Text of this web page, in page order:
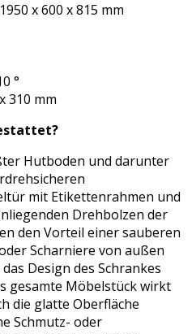
x 600 x 815 mm
°
310 mm
Hutboden und darunter
mit Etikettenrahmen und
Drehbolzen der
den Vorteil einer sauberen
Scharniere von außen
Design des Schrankes
gesamte Möbelstück wirkt
die glatte Oberfläche
Schmutz- oder